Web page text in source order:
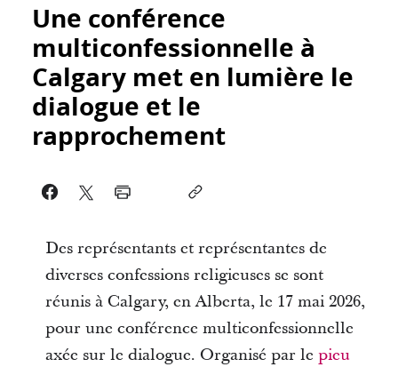
Une conférence
multiconfessionnelle à
Calgary met en lumière le
dialogue et le
rapprochement
Des représentants et représentantes de
diverses confessions religieuses se sont
réunis à Calgary, en Alberta, le 17 mai 2026,
pour une conférence multiconfessionnelle
axée sur le dialogue. Organisé par le pieu